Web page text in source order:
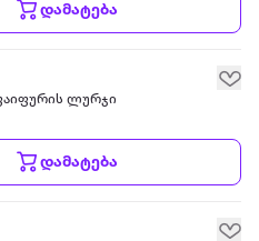
დამატება
ლურჯი
დამატება